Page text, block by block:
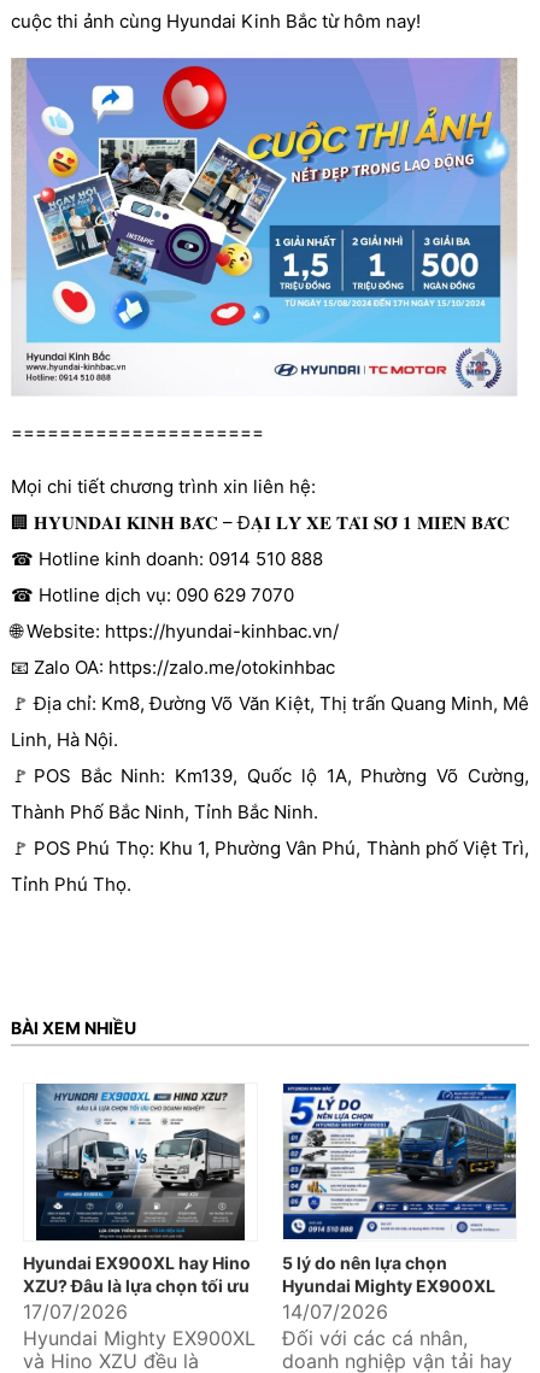
cuộc thi ảnh cùng Hyundai Kinh Bắc từ hôm nay!
=====================
Mọi chi tiết chương trình xin liên hệ:
🏢 𝐇𝐘𝐔𝐍𝐃𝐀𝐈 𝐊𝐈𝐍𝐇 𝐁𝐀̆́𝐂 – Đ𝐀̣𝐈 𝐋𝐘́ 𝐗𝐄 𝐓𝐀̉𝐈 𝐒𝐎̂́ 𝟏 𝐌𝐈𝐄̂̀𝐍 𝐁𝐀̆́𝐂
☎ Hotline kinh doanh: 0914 510 888
☎ Hotline dịch vụ: 090 629 7070
🌐 Website: https://hyundai-kinhbac.vn/
📧 Zalo OA: https://zalo.me/otokinhbac
🚩 Địa chỉ: Km8, Đường Võ Văn Kiệt, Thị trấn Quang Minh, Mê
Linh, Hà Nội.
🚩POS Bắc Ninh: Km139, Quốc lộ 1A, Phường Võ Cường,
Thành Phố Bắc Ninh, Tỉnh Bắc Ninh.
🚩 POS Phú Thọ: Khu 1, Phường Vân Phú, Thành phố Việt Trì,
Tỉnh Phú Thọ.
BÀI XEM NHIỀU
Hyundai EX900XL hay Hino
XZU? Đâu là lựa chọn tối ưu
cho doanh nghiệp?
17/07/2026
Hyundai Mighty EX900XL
và Hino XZU đều là
5 lý do nên lựa chọn
Hyundai Mighty EX900XL
14/07/2026
Đối với các cá nhân,
doanh nghiệp vận tải hay